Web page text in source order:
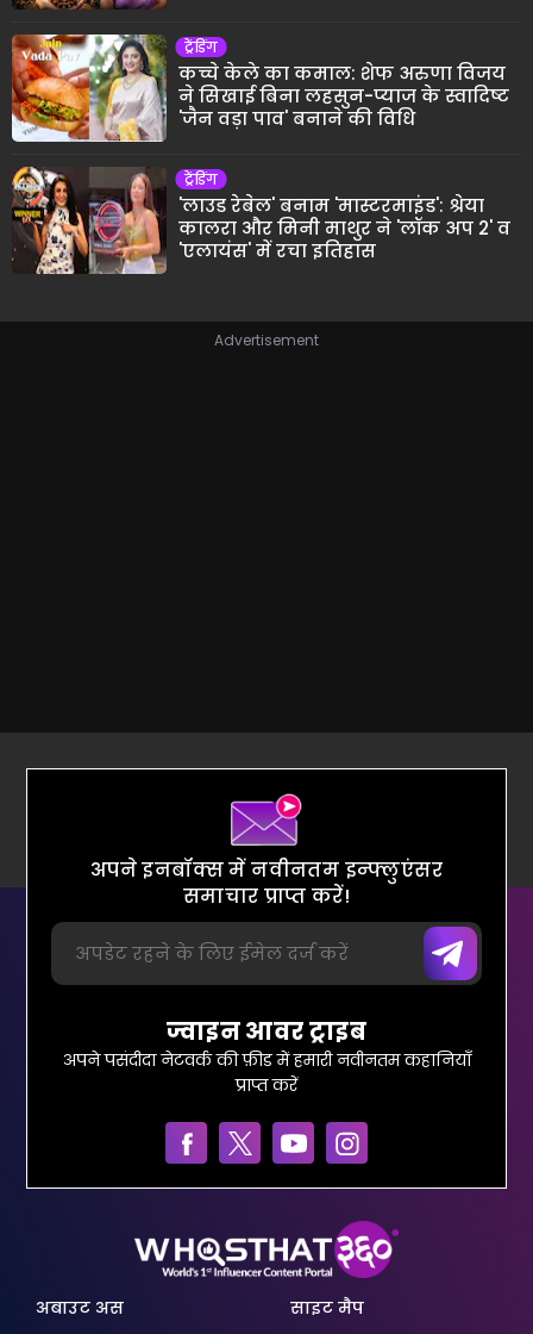
ट्रेंडिंग
कच्चे केले का कमाल: शेफ अरुणा विजय
ने सिखाई बिना लहसुन-प्याज के स्वादिष्ट
'जैन वड़ा पाव' बनाने की विधि
ट्रेंडिंग
'लाउड रेबेल' बनाम 'मास्टरमाइंड': श्रेया
कालरा और मिनी माथुर ने 'लॉक अप 2' व
'एलायंस' में रचा इतिहास
Advertisement
अपने इनबॉक्स में नवीनतम इन्फ्लुएंसर
समाचार प्राप्त करें!
ज्वाइन आवर ट्राइब
अपने पसंदीदा नेटवर्क की फ़ीड में हमारी नवीनतम कहानियाँ
प्राप्त करें
अबाउट अस
साइट मैप